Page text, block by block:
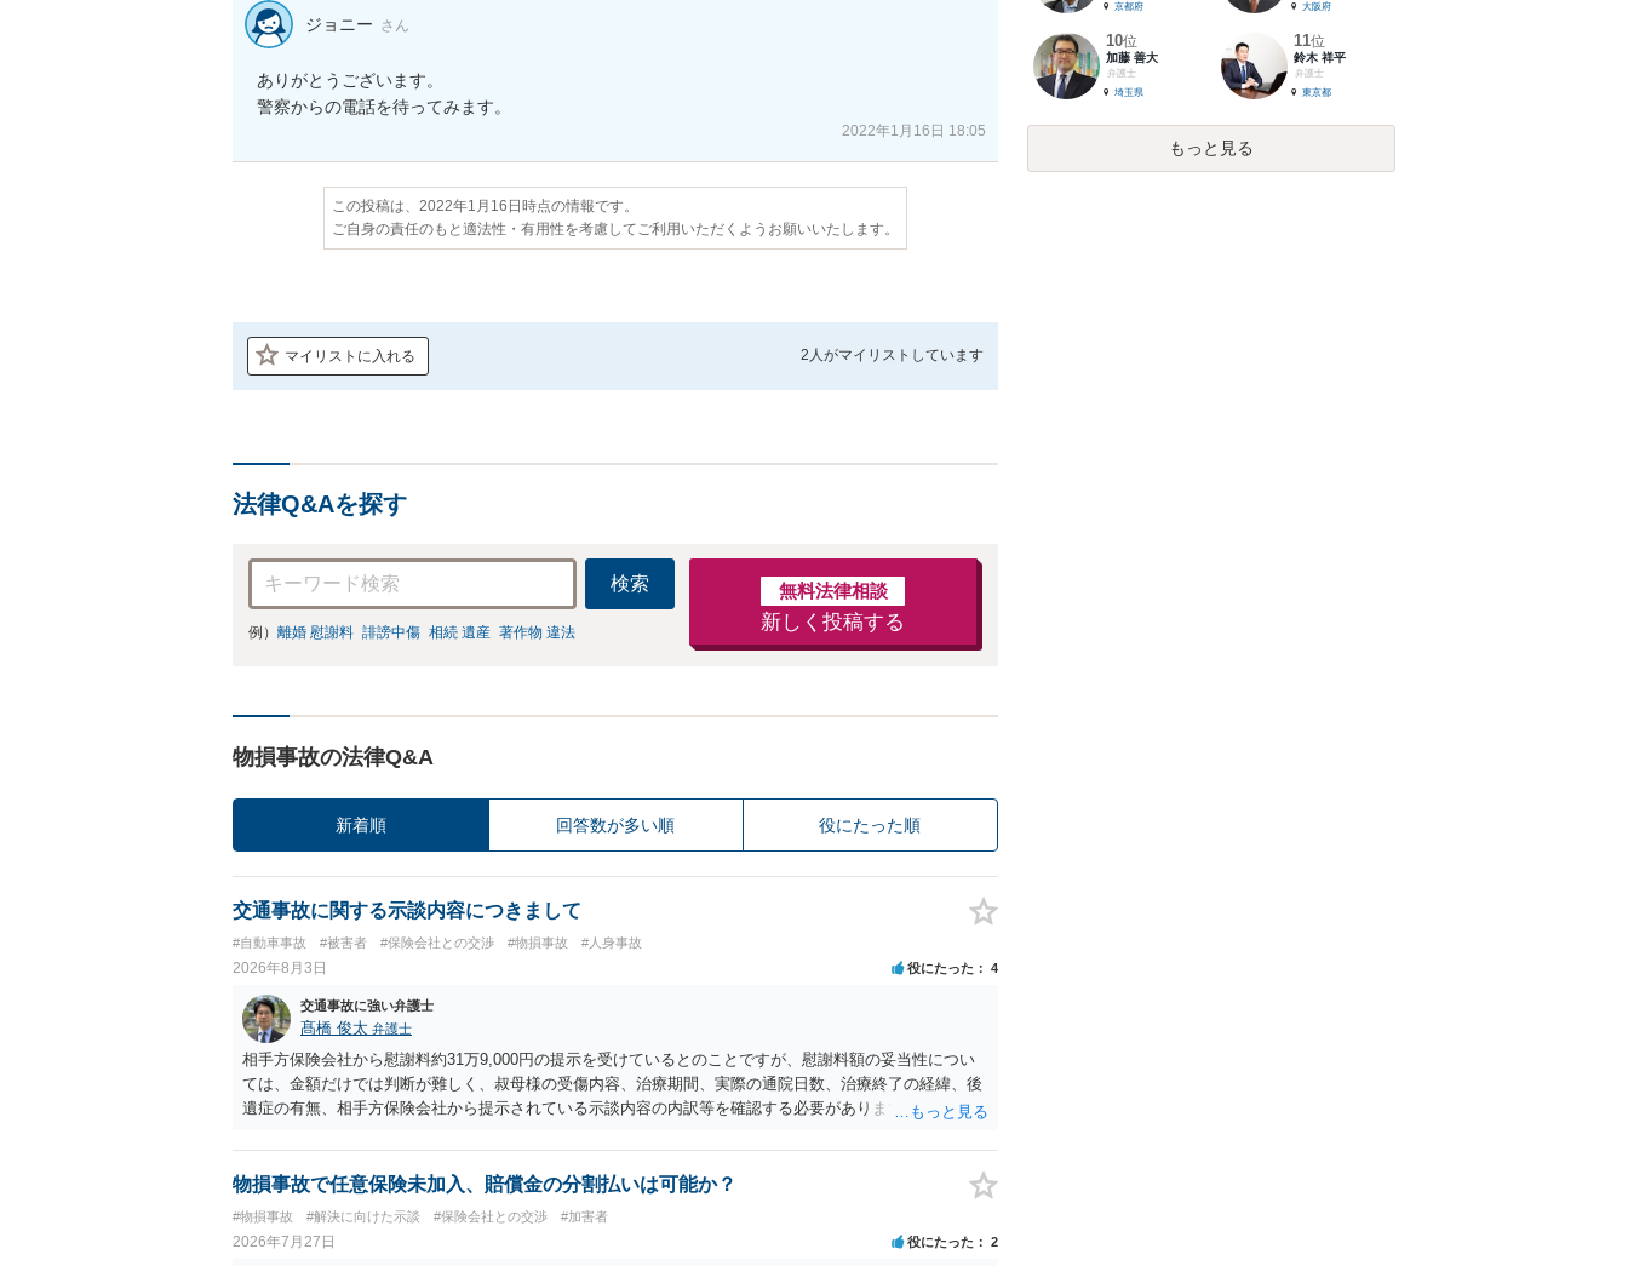
ジョニー さん
ありがとうございます。
警察からの電話を待ってみます。
2022年1月16日 18:05
この投稿は、2022年1月16日時点の情報です。
ご自身の責任のもと適法性・有用性を考慮してご利用いただくようお願いいたします。
マイリストに入れる 2人がマイリストしています
法律Q&Aを探す
検索
例） 離婚 慰謝料 誹謗中傷 相続 遺産 著作物 違法
無料法律相談
新しく投稿する
物損事故の法律Q&A
新着順 回答数が多い順 役にたった順
交通事故に関する示談内容につきまして
#自動車事故 #被害者 #保険会社との交渉 #物損事故 #人身事故
2026年8月3日 役にたった 4
交通事故に強い弁護士
髙橋 俊太 弁護士
相手方保険会社から慰謝料約31万9,000円の提示を受けているとのことですが、慰謝料額の妥当性につい
ては、金額だけでは判断が難しく、叔母様の受傷内容、治療期間、実際の通院日数、治療終了の経緯、後
遺症の有無、相手方保険会社から提示されている示談内容の内訳等を確認する必要があります。保険会社
で、以下の資料・情報を準備した上で、弁護士に個別に相談することをお勧めいたします。 ・相手方保険
会社から届いている示談金額の提示書類 ・叔母様の診断名、けがの内容 ・治療開始日及び治療終了日 ・
今回の事故で利用できる弁護士費用特約が付帯しているか なお、被害者は叔母様ご本人となりますので、
弁護士が受任する場合には、叔母様ご本人の依頼意思等を確認する必要があります。日本語での十分な意
物損事故で任意保険未加入、賠償金の分割払いは可能か？
#物損事故 #解決に向けた示談 #保険会社との交渉 #加害者
2026年7月27日 役にたった 2
京都府
大阪府
10位
加藤 善大
弁護士
埼玉県
11位
鈴木 祥平
弁護士
東京都
もっと見る